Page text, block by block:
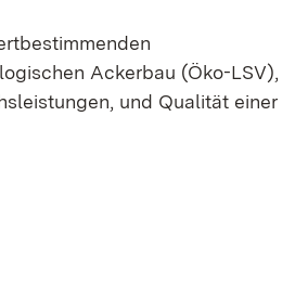
Ackerbau (Öko-LSV),
und Qualität einer